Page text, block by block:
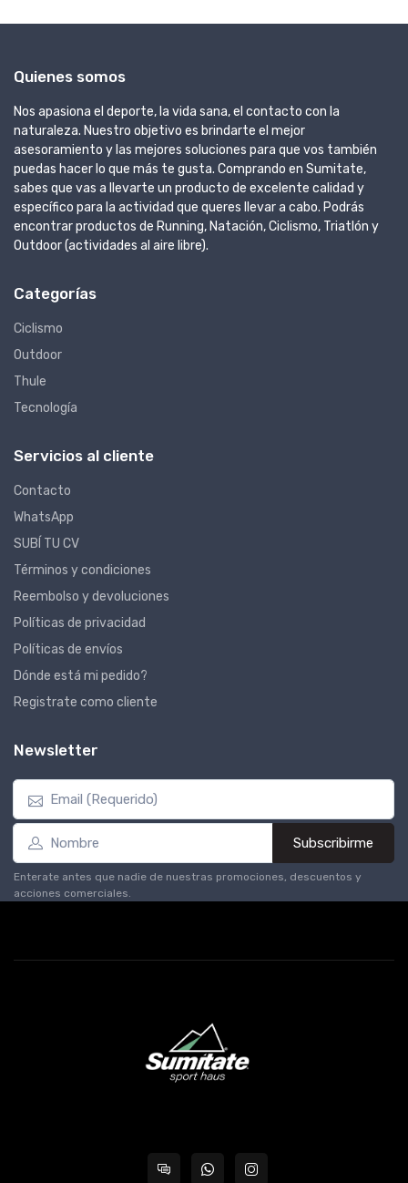
Quienes somos
Nos apasiona el deporte, la vida sana, el contacto con la
naturaleza. Nuestro objetivo es brindarte el mejor
asesoramiento y las mejores soluciones para que vos también
puedas hacer lo que más te gusta. Comprando en Sumitate,
sabes que vas a llevarte un producto de excelente calidad y
específico para la actividad que queres llevar a cabo. Podrás
encontrar productos de Running, Natación, Ciclismo, Triatlón y
Outdoor (actividades al aire libre).
Categorías
Ciclismo
Outdoor
Thule
Tecnología
Servicios al cliente
Contacto
WhatsApp
SUBÍ TU CV
Términos y condiciones
Reembolso y devoluciones
Políticas de privacidad
Políticas de envíos
Dónde está mi pedido?
Registrate como cliente
Newsletter
Subscribirme
Enterate antes que nadie de nuestras promociones, descuentos y
acciones comerciales.